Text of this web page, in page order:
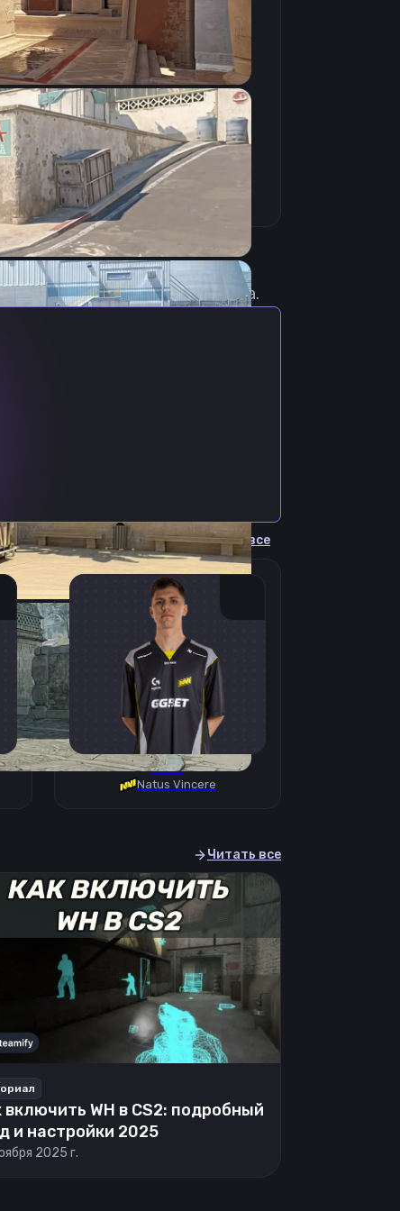
Скопировать
настройками игрока.
Cмотреть все
B1T
Natus Vincere
Читать все
включить WH в CS2: подробный
и настройки 2025
2025 г.